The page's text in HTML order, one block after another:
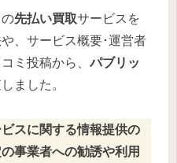
の先払い買取サービスを
、サービス概要･運営者
ミ投稿から、 パブリッ
ました。
スに関する情報提供の
事業者への勧誘や利用